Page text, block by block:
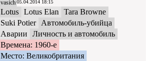
vasich05.04.2014 18:15
Lotus Lotus Elan
Tara Browne
Suki Potier
Автомобиль-убийца
Аварии
Личность и автомобиль
Времена: 1960-е
Место: Великобритания